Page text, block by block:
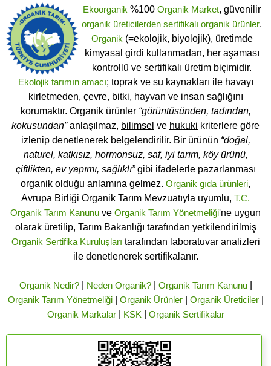
Ekoorganik %100 Organik Market, güvenilir
organik üreticilerden sertifikalı organik ürünler.
Organik (=ekolojik, biyolojik), üretimde
kimyasal girdi kullanmadan, her aşaması
kontrollü ve sertifikalı üretim biçimidir.
Ekolojik tarımın amacı; toprak ve su kaynakları ile havayı
kirletmeden, çevre, bitki, hayvan ve insan sağlığını
korumaktır. Organik ürünler “görüntüsünden, tadından,
kokusundan”anlaşılmaz, bilimsel ve hukuki kriterlere göre
izlenip denetlenerek belgelendirilir. Bir ürünün “doğal,
naturel, katkısız, hormonsuz, saf, iyi tarım, köy ürünü,
çiftlikten, ev yapımı, sağlıklı”gibi ifadelerle pazarlanması
organik olduğu anlamına gelmez. Organik gıda ürünleri,
Avrupa Birliği Organik Tarım Mevzuatıyla uyumlu, T.C.
Organik Tarım Kanunu ve Organik Tarım Yönetmeliği'ne uygun
olarak üretilip, Tarım Bakanlığı tarafından yetkilendirilmiş
Organik Sertifika Kuruluşları tarafından laboratuvar analizleri
ile denetlenerek sertifikalanır.
Organik Nedir?| Neden Organik?| Organik Tarım Kanunu|
Organik Tarım Yönetmeliği| Organik Ürünler| Organik Üreticiler|
Organik Markalar| KSK Organik Sertifikalar